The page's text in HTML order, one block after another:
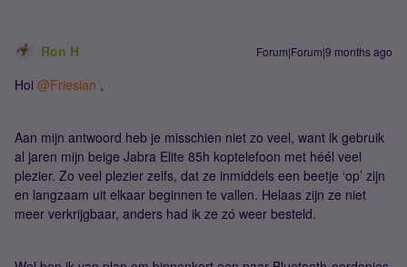
Ron H Forum|Forum|9 months ago
Hoi ​ @Friesian ,
Aan mijn antwoord heb je misschien niet zo veel, want ik gebruik
al jaren mijn beige Jabra Elite 85h koptelefoon met héél veel
plezier. Zo veel plezier zelfs, dat ze inmiddels een beetje ‘op’ zijn
en langzaam uit elkaar beginnen te vallen. Helaas zijn ze niet
meer verkrijgbaar, anders had ik ze zó weer besteld.